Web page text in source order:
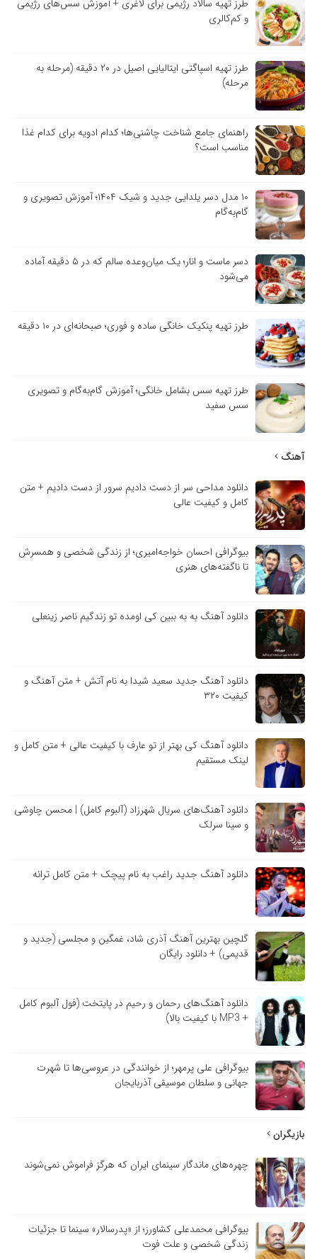
طرز تهیه سالاد رژیمی برای لاغری + آموزش سس‌های رژیمی
و کم‌کالری
طرز تهیه اسپاگتی ایتالیایی اصیل در ۲۰ دقیقه (مرحله به
مرحله)
راهنمای جامع شناخت چاشنی‌ها؛ کدام ادویه برای کدام غذا
مناسب است؟
۱۰ مدل دسر یلدایی جدید و شیک ۱۴۰۴؛ آموزش تصویری و
گام‌به‌گام
دسر ماست و انار؛ یک میان‌وعده سالم که در ۵ دقیقه آماده
می‌شود
طرز تهیه پنکیک خانگی ساده و فوری؛ صبحانه‌ای در ۱۰ دقیقه
طرز تهیه سس بشامل خانگی؛ آموزش گام‌به‌گام و تصویری
سس سفید
آهنگ
دانلود مداحی سر از دست دادیم سرور از دست دادیم + متن
کامل و کیفیت عالی
بیوگرافی احسان خواجه‌امیری؛ از زندگی شخصی و همسرش
تا ناگفته‌های هنری
دانلود آهنگ به به ببین کی اومده تو زندگیم ناصر زینعلی
دانلود آهنگ جدید سعید شیدا به نام آتش + متن آهنگ و
کیفیت ۳۲۰
دانلود آهنگ کی بهتر از تو عارف با کیفیت عالی + متن کامل و
لینک مستقیم
دانلود آهنگ‌های سریال شهرزاد (آلبوم کامل) | محسن چاوشی
و سینا سرلک
دانلود آهنگ جدید راغب به نام پیچک + متن کامل ترانه
گلچین بهترین آهنگ آذری شاد، غمگین و مجلسی (جدید و
قدیمی) + دانلود رایگان
دانلود آهنگ‌های رحمان و رحیم در پایتخت (فول آلبوم کامل
+ MP3 با کیفیت بالا)
بیوگرافی علی پرمهر؛ از خوانندگی در عروسی‌ها تا شهرت
جهانی و سلطان موسیقی آذربایجان
بازیگران
چهره‌های ماندگار سینمای ایران که هرگز فراموش نمی‌شوند
بیوگرافی محمدعلی کشاورز؛ از «پدرسالار» سینما تا جزئیات
زندگی شخصی و علت فوت